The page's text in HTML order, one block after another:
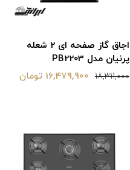
اجاق گاز صفحه ای 2 شعله
پرنیان مدل PB2203
18,311,000 16,479,900 تومان